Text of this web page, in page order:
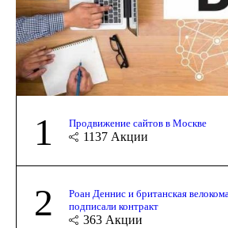
1 Продвижение сайтов в Москве
1137 Акции
2
Роан Деннис и британская
подписали контракт
363 Акции